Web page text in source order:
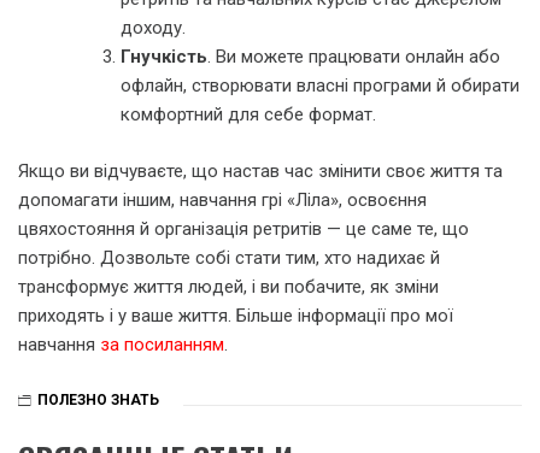
доходу.
Гнучкість. Ви можете працювати онлайн або
офлайн, створювати власні програми й обирати
комфортний для себе формат.
Якщо ви відчуваєте, що настав час змінити своє життя та
допомагати іншим, навчання грі «Ліла», освоєння
цвяхостояння й організація ретритів — це саме те, що
потрібно. Дозвольте собі стати тим, хто надихає й
трансформує життя людей, і ви побачите, як зміни
приходять і у ваше життя. Більше інформації про мої
навчання за посиланням
ПОЛЕЗНО ЗНАТЬ